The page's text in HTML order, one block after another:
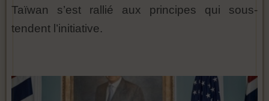
Taïwan s’est rallié aux principes qui sous-
tendent l’initiative.